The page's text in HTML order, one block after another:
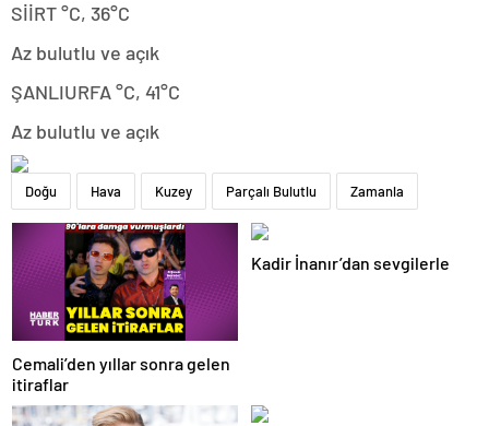
SİİRT °C, 36°C
Az bulutlu ve açık
ŞANLIURFA °C, 41°C
Az bulutlu ve açık
Doğu Hava Kuzey Parçalı Bulutlu Zamanla
Cemali’den yıllar sonra gelen
itiraflar
Kadir İnanır’dan sevgilerle